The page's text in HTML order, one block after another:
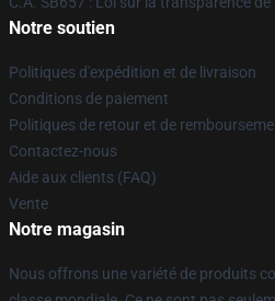
Notre soutien
Politiques d'expédition et de livraison
Conditions de paiement
Politiques de retour et de
Contactez-nous
Aide aux clients (FAQ)
Vente
Notre magasin
Nous offrons une variété de produits